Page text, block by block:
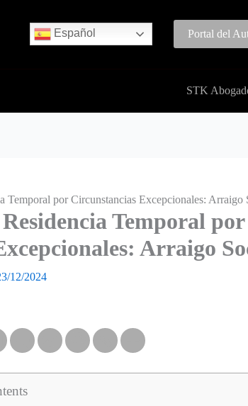
Español Portal del
STK
Temporal por Circunstancias Excepcionales: Arraigo
Temporal por
Arraigo
12/2024